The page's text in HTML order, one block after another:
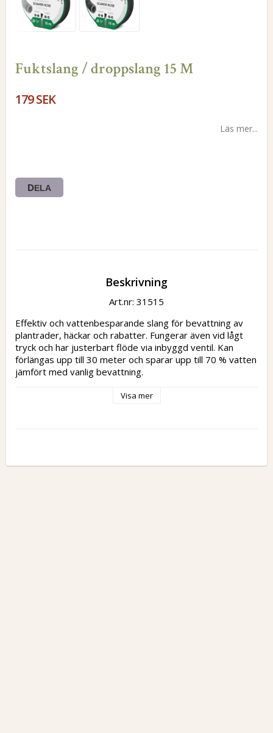
Fuktslang / droppslang 15 M
179 SEK
Läs mer...
DELA
Beskrivning
Art.nr: 31515
Effektiv och vattenbesparande slang för bevattning av
plantrader, häckar och rabatter. Fungerar även vid lågt
tryck och har justerbart flöde via inbyggd ventil. Kan
förlängas upp till 30 meter och sparar upp till 70 % vatten
jämfört med vanlig bevattning.
Visa mer